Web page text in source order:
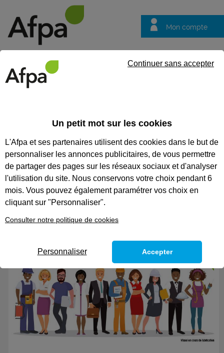
Mon compte
questions
CODES
ORGANISATEUR DE
TRANSPORTS AÉRIENS OU
MARITIMES DE
MARCHANDISES
Eligible au CPF *
Formation certifiante
Un petit mot sur les cookies
L'Afpa et ses partenaires utilisent des cookies dans le but de
personnaliser les annonces publicitaires, de vous permettre
de partager des pages sur les réseaux sociaux et d'analyser
l'utilisation du site. Nous conservons votre choix pendant 6
mois. Vous pouvez également paramétrer vos choix en
cliquant sur "Personnaliser".
Consulter notre politique de cookies
Continuer sans accepter
Personnaliser Accepter